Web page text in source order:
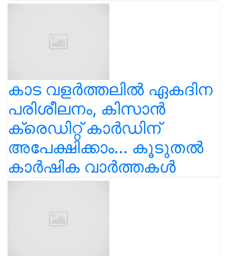
കാട വളര്‍ത്തലിൽ ഏകദിന
പരിശീലനം, കിസാൻ
ക്രെഡിറ്റ് കാർഡിന്
അപേക്ഷിക്കാം... കൂടുതൽ
കാർഷിക വാർത്തകൾ